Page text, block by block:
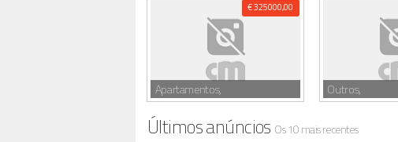
€ 325000,00
Apartamentos, Outros,
Últimos anúncios Os 10 mais recentes